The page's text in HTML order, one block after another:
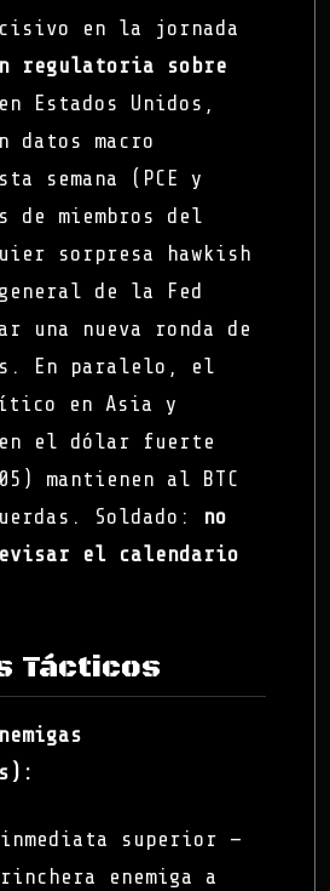
en la jornada
regulatoria sobre
Estados Unidos,
datos macro
semana (PCE y
de miembros del
sorpresa hawkish
de la Fed
una nueva ronda de
En paralelo, el
en Asia y
en el dólar fuerte
mantienen al BTC
Soldado: no
el calendario
Tácticos
inmediata superior —
enemiga a